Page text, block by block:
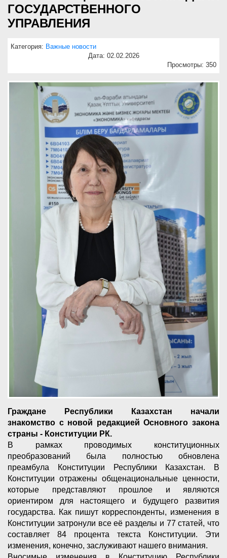
ГОСУДАРСТВЕННОГО
УПРАВЛЕНИЯ
Категория: Важные новости
Дата: 02.02.2026
Просмотры: 350
Граждане Республики Казахстан начали
знакомство с новой редакцией Основного закона
страны - Конституции РК.
В рамках проводимых конституционных
преобразований была полностью обновлена
преамбула Конституции Республики Казахстан. В
Конституции отражены общенациональные ценности,
которые представляют прошлое и являются
ориентиром для настоящего и будущего развития
государства. Как пишут корреспонденты, изменения в
Конституции затронули все её разделы и 77 статей, что
составляет 84 процента текста Конституции. Эти
изменения, конечно, заслуживают нашего внимания.